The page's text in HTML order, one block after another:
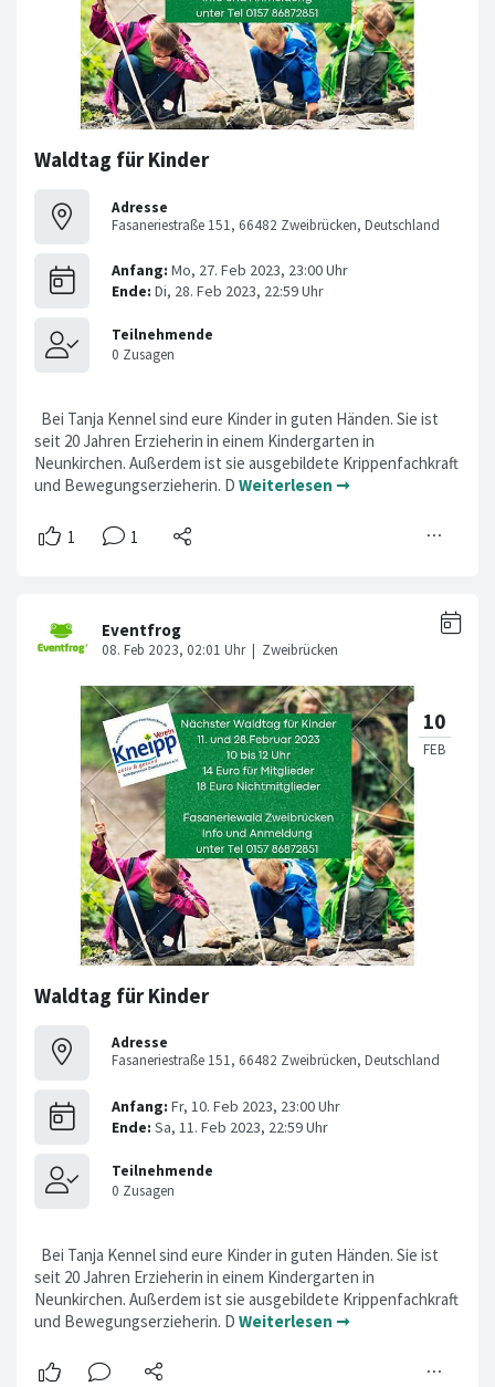
Waldtag für Kinder
Adresse
Fasaneriestraße 151, 66482 Zweibrücken, Deutschland
Bei Tanja Kennel sind eure Kinder in guten Händen. Sie ist
seit 20 Jahren Erzieherin in einem Kindergarten in
Neunkirchen. Außerdem ist sie ausgebildete Krippenfachkraft
und Bewegungserzieherin. D Weiterlesen ➞
Waldtag für Kinder
Adresse
Fasaneriestraße 151, 66482 Zweibrücken, Deutschland
Bei Tanja Kennel sind eure Kinder in guten Händen. Sie ist
seit 20 Jahren Erzieherin in einem Kindergarten in
Neunkirchen. Außerdem ist sie ausgebildete Krippenfachkraft
und Bewegungserzieherin. D Weiterlesen ➞